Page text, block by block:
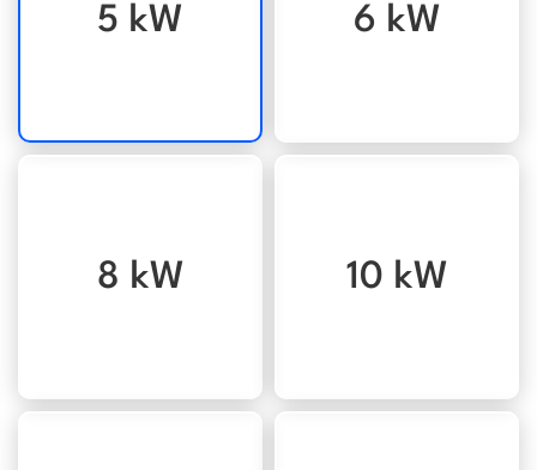
5 kW 6 kW
8 kW 10 kW